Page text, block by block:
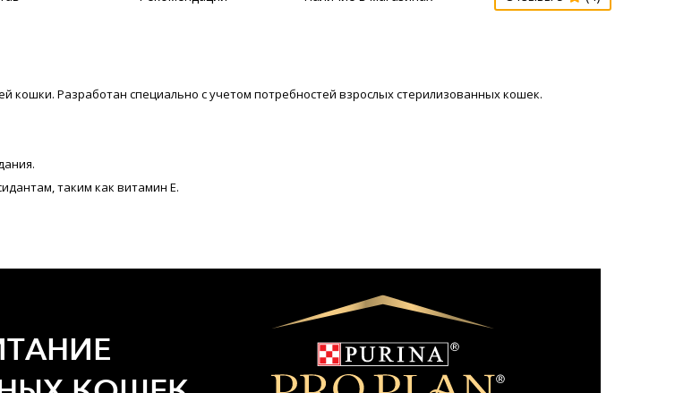
кошки. Разработан специально с учетом потребностей взрослых стерилизованных кошек.
таким как витамин Е.